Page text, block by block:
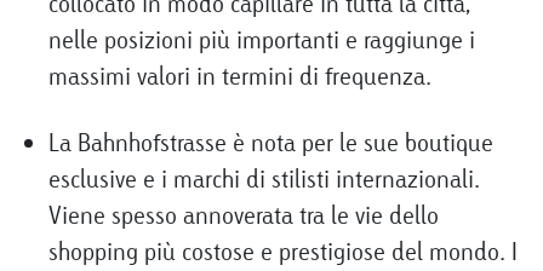
nelle posizioni più importanti e raggiunge i
massimi valori in termini di frequenza.
La Bahnhofstrasse è nota per le sue boutique
esclusive e i marchi di stilisti internazionali.
Viene spesso annoverata tra le vie dello
shopping più costose e prestigiose del mondo. I